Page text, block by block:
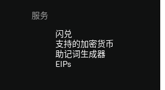
服务
闪兑
支持的加密货币
助记词生成器
EIPs